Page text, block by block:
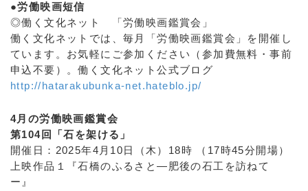
●労働映画短信
◎働く文化ネット 「労働映画鑑賞会」
働く文化ネットでは、毎月「労働映画鑑賞会」を開催し
ています。お気軽にご参加ください（参加費無料・事前
申込不要）。働く文化ネット公式ブログ
http://hatarakubunka-net.hateblo.jp/
4月の労働映画鑑賞会
第104回「石を架ける」
開催日：2025年4月10日（木）18時 （17時45分開場）
上映作品１『石橋のふるさと―肥後の石工を訪ねて
ー』